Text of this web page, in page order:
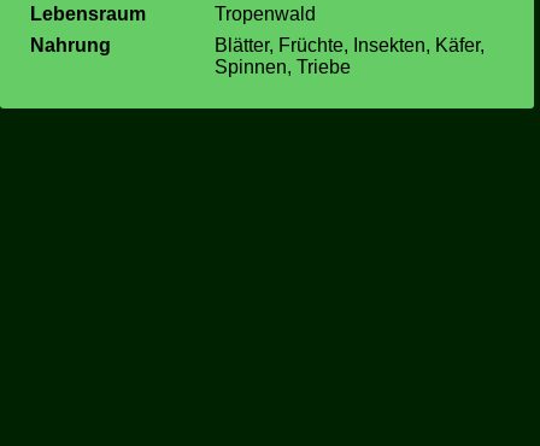
Lebensraum
Tropenwald
Nahrung
Blätter, Früchte, Insekten, Käfer,
Spinnen, Triebe